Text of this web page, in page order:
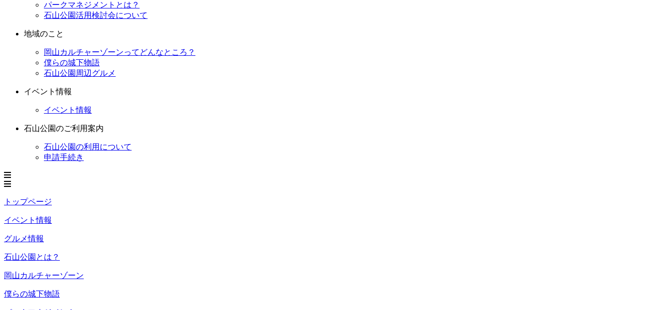
パークマネジメントとは？
石山公園活用検討会について
地域のこと
岡山カルチャーゾーンってどんなところ？
僕らの城下物語
石山公園周辺グルメ
イベント情報
イベント情報
石山公園のご利用案内
石山公園の利用について
申請手続き
トップページ
イベント情報
グルメ情報
石山公園とは？
岡山カルチャーゾーン
僕らの城下物語